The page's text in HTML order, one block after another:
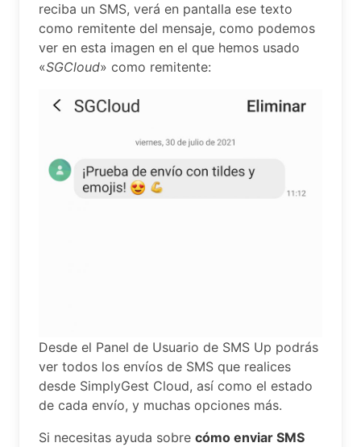
reciba un SMS, verá en pantalla ese texto
como remitente del mensaje, como podemos
ver en esta imagen en el que hemos usado
«SGCloud» como remitente:
Desde el Panel de Usuario de SMS Up podrás
ver todos los envíos de SMS que realices
desde SimplyGest Cloud, así como el estado
de cada envío, y muchas opciones más.
Si necesitas ayuda sobre cómo enviar SMS